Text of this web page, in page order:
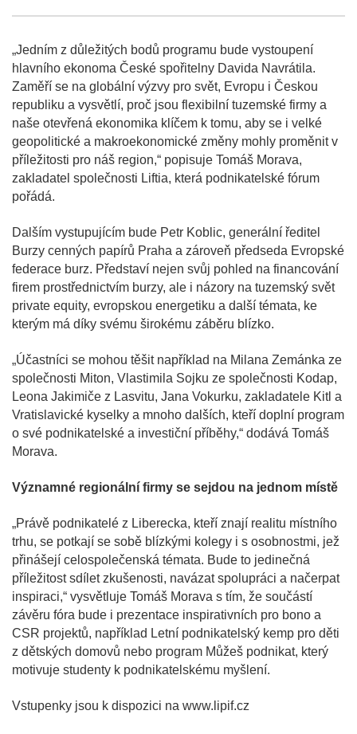
„Jedním z důležitých bodů programu bude vystoupení
hlavního ekonoma České spořitelny Davida Navrátila.
Zaměří se na globální výzvy pro svět, Evropu i Českou
republiku a vysvětlí, proč jsou flexibilní tuzemské firmy a
naše otevřená ekonomika klíčem k tomu, aby se i velké
geopolitické a makroekonomické změny mohly proměnit v
příležitosti pro náš region,“ popisuje Tomáš Morava,
zakladatel společnosti Liftia, která podnikatelské fórum
pořádá.
Dalším vystupujícím bude Petr Koblic, generální ředitel
Burzy cenných papírů Praha a zároveň předseda Evropské
federace burz. Představí nejen svůj pohled na financování
firem prostřednictvím burzy, ale i názory na tuzemský svět
private equity, evropskou energetiku a další témata, ke
kterým má díky svému širokému záběru blízko.
„Účastníci se mohou těšit například na Milana Zemánka ze
společnosti Miton, Vlastimila Sojku ze společnosti Kodap,
Leona Jakimiče z Lasvitu, Jana Vokurku, zakladatele Kitl a
Vratislavické kyselky a mnoho dalších, kteří doplní program
o své podnikatelské a investiční příběhy,“ dodává Tomáš
Morava.
Významné regionální firmy se sejdou na jednom místě
„Právě podnikatelé z Liberecka, kteří znají realitu místního
trhu, se potkají se sobě blízkými kolegy i s osobnostmi, jež
přinášejí celospolečenská témata. Bude to jedinečná
příležitost sdílet zkušenosti, navázat spolupráci a načerpat
inspiraci,“ vysvětluje Tomáš Morava s tím, že součástí
závěru fóra bude i prezentace inspirativních pro bono a
CSR projektů, například Letní podnikatelský kemp pro děti
z dětských domovů nebo program Můžeš podnikat, který
motivuje studenty k podnikatelskému myšlení.
Vstupenky jsou k dispozici na www.lipif.cz